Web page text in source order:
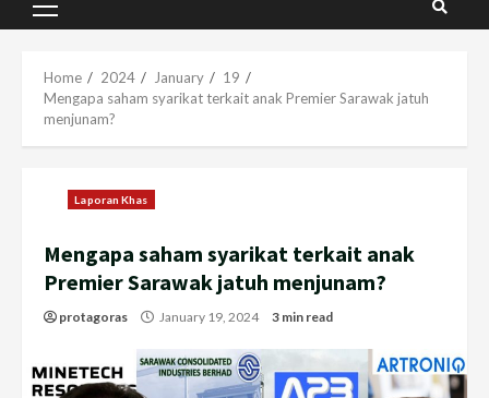
Primary
Home 2024 January
19
Mengapa saham syarikat terkait anak Premier Sarawak jatuh
menjunam?
Laporan Khas
Mengapa saham syarikat terkait anak
Premier Sarawak jatuh menjunam?
protagoras January 19, 2024 3 min read